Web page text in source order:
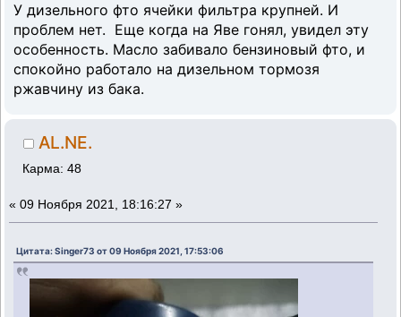
У дизельного фто ячейки фильтра крупней. И
проблем нет. Еще когда на Яве гонял, увидел эту
особенность. Масло забивало бензиновый фто, и
спокойно работало на дизельном тормозя
ржавчину из бака.
AL.NE.
Карма: 48
« 09 Ноября 2021, 18:16:27 »
Цитата: Singer73 от 09 Ноября 2021, 17:53:06